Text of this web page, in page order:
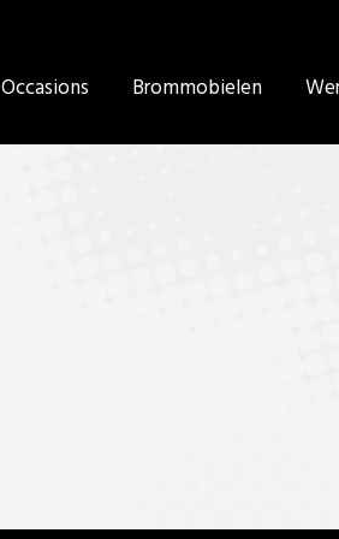
Occasions Brommobielen
Occasions Brommobielen